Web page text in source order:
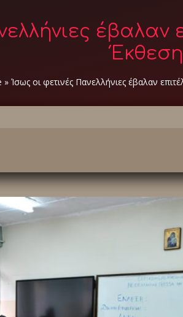
Έκθεση
» Ίσως οι φετινές Πανελλήνιες έβαλαν